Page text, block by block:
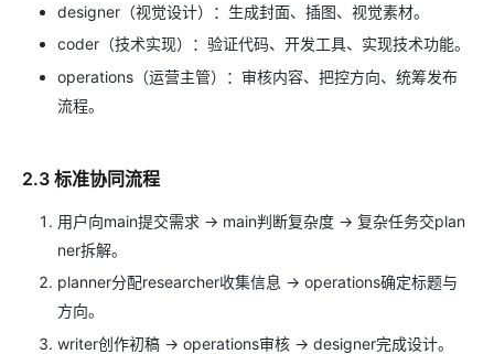
designer（视觉设计）：生成封面、插图、视觉素材。
coder（技术实现）：验证代码、开发工具、实现技术功能。
operations（运营主管）：审核内容、把控方向、统筹发布
流程。
2.3 标准协同流程
用户向main提交需求 → main判断复杂度 → 复杂任务交plan
ner拆解。
planner分配researcher收集信息 → operations确定标题与
方向。
writer创作初稿 → operations审核 → designer完成设计。